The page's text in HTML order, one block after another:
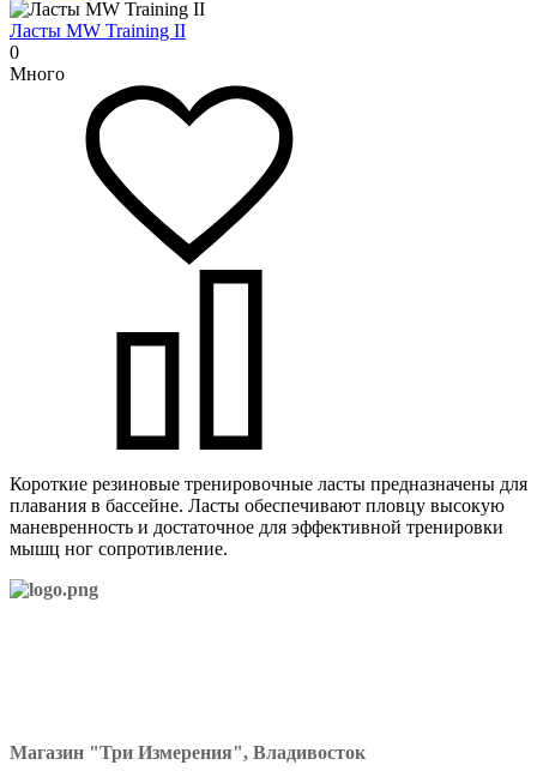
Ласты MW Training II
0
Много
Короткие резиновые тренировочные ласты предназначены для
плавания в бассейне. Ласты обеспечивают пловцу высокую
маневренность и достаточное для эффективной тренировки
мышц ног сопротивление.
Магазин "Три Измерения", Владивосток